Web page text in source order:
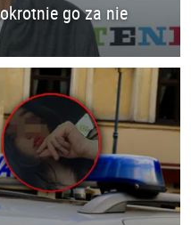
go za nie